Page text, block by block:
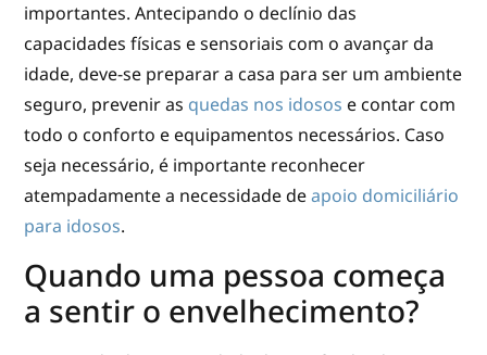
importantes. Antecipando o declínio das
capacidades físicas e sensoriais com o avançar da
idade, deve-se preparar a casa para ser um ambiente
seguro, prevenir as quedas nos idosos e contar com
todo o conforto e equipamentos necessários. Caso
seja necessário, é importante reconhecer
atempadamente a necessidade deapoio domiciliário
para idosos.
Quando uma pessoa começa
a sentir o envelhecimento?